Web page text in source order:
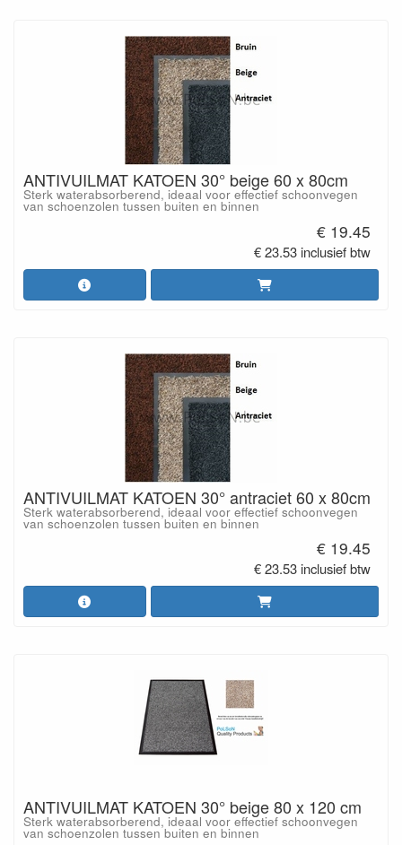
ANTIVUILMAT KATOEN 30° beige 60 x 80cm
Sterk waterabsorberend, ideaal voor effectief schoonvegen
van schoenzolen tussen buiten en binnen
€ 19.45
€ 23.53 inclusief btw
ANTIVUILMAT KATOEN 30° antraciet 60 x 80cm
Sterk waterabsorberend, ideaal voor effectief schoonvegen
van schoenzolen tussen buiten en binnen
€ 19.45
€ 23.53 inclusief btw
ANTIVUILMAT KATOEN 30° beige 80 x 120 cm
Sterk waterabsorberend, ideaal voor effectief schoonvegen
van schoenzolen tussen buiten en binnen